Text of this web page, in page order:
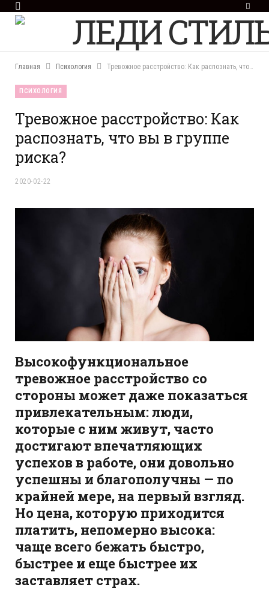
e
Главная Психология Тревожное расстройство: Как распознать, что вы в группе риска?
ПСИХОЛОГИЯ
Тревожное расстройство: Как
распознать, что вы в группе
риска?
2020-02-22
Высокофункциональное
тревожное расстройство со
стороны может даже показаться
привлекательным: люди,
которые с ним живут, часто
достигают впечатляющих
успехов в работе, они довольно
успешны и благополучны — по
крайней мере, на первый взгляд.
Но цена, которую приходится
платить, непомерно высока:
чаще всего бежать быстро,
быстрее и еще быстрее их
заставляет страх.